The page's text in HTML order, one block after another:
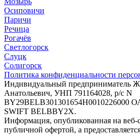
Осиповичи
Паричи
Речица
Рогачёв
Светлогорск
Слуцк
Солигорск
Политика конфиденциальности
Индивидуальный предприниматель
Анатольевич, УНП 791164028, p/c N
BY29BELB301301654Н0010226000
SWIFT BELBBY2X.
Информация, опубликованная на веб-
публичной офертой, а